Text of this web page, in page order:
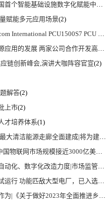
个智能基础设施数字化赋能中心
赋能多元应用场景(2)
PCU1500S7 PCU 1500 S7 V4.5.0
性能储能和太阳能组串式逆变器方案 以实现可持续的未来
链创新峰会,演讲大咖阵容官宣(2)
解答(2)
上市(2)
才培养体系(1)
型能源体系、保障国家能源安全、实现“双碳”目标提供有力支撑
亿美元 智慧工厂、智慧城市、智慧电网等将占60%以上
总局 工业和信息化部 关于促进企业计量能力提升的指导意见
能匹敌大型电厂，已入选国际典型案例
年全面推进乡村振兴重点工作的意见》发布